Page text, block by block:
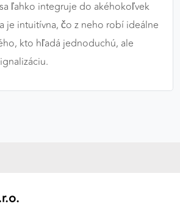
sa ľahko integruje do akéhokoľvek
je intuitívna, čo z neho robí ideálne
kto hľadá jednoduchú, ale